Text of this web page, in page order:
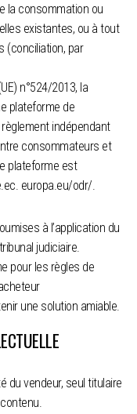
la consommation ou
existantes, ou à tout
(conciliation, par
n°524/2013, la
plateforme de
indépendant
consommateurs et
plateforme est
europa.eu/odr/.
à l’application du
judiciaire.
pour les règles de
une solution amiable.
du vendeur, seul titulaire